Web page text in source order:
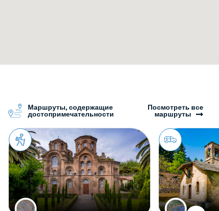
Маршруты, содержащие
достопримечательности
Посмотреть все
маршруты